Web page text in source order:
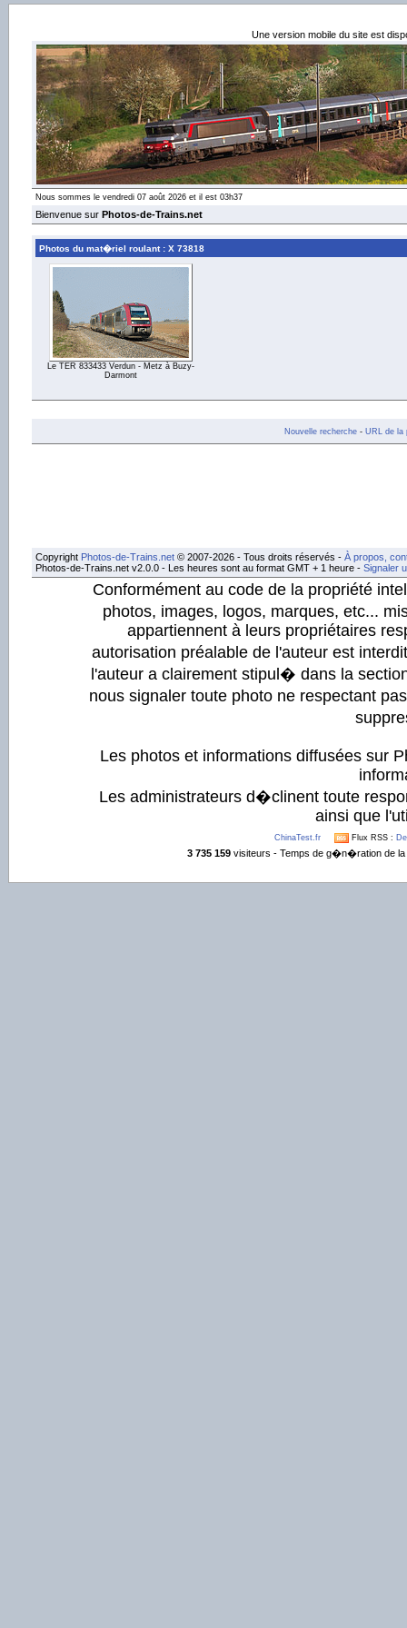
Une version mobile du site est
Nous sommes le vendredi 07 août 2026 et il est 03h37
Bienvenue sur Photos-de-Trains.net
Photos du mat�riel roulant : X 73818
Le TER 833433 Verdun - Metz à Buzy-
Darmont
Nouvelle recherche- URL de la
Copyright Photos-de-Trains.net © 2007-2026 - Tous droits réservés - À propos,
Photos-de-Trains.net v2.0.0 - Les heures sont au format GMT + 1 heure - Signaler
Conformément au code de la propriété
photos, images, logos, marques, etc...
appartiennent à leurs propriétaires
autorisation préalable de l'auteur est
l'auteur a clairement stipul� dans la
nous signaler toute photo ne respectant
Les photos et informations diffusées sur
Les administrateurs d�clinent toute
ainsi que
ChinaTest.fr Flux RSS :
3 735 159visiteurs - Temps de g�n�ration de